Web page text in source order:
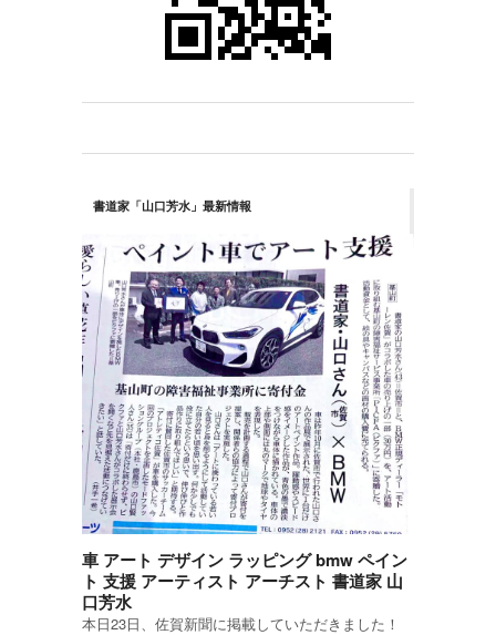
書道家「山口芳水」最新情報
車 アート デザイン ラッピング bmw ペイン
ト 支援 アーティスト アーチスト 書道家 山
口芳水
本日23日、佐賀新聞に掲載していただきました！